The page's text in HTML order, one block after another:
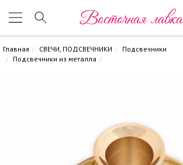
Восточная лавка
Главная СВЕЧИ, ПОДСВЕЧНИКИ
Подсвечники
Подсвечники из металла